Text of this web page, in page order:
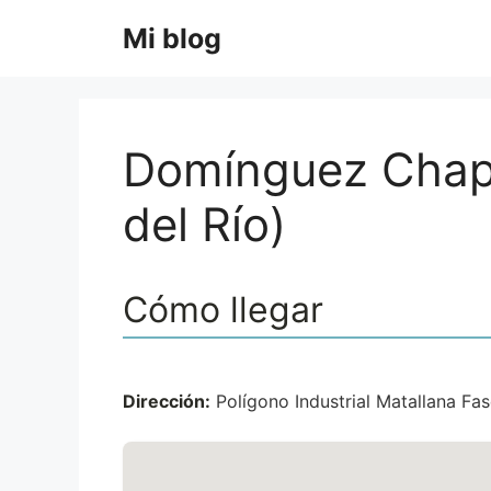
Mi blog
Domínguez
del Río)
Cómo llegar
Dirección: Polígono Industrial Matallana